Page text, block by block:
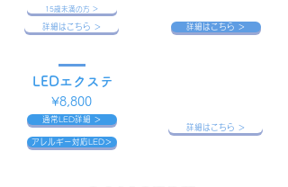
15歳未満の方 ＞
詳細はこちら ＞ 詳細はこちら ＞
LEDエクステ
​¥8,800
通常LED詳細 ＞
アレルギー対応LED＞
詳細はこちら ＞